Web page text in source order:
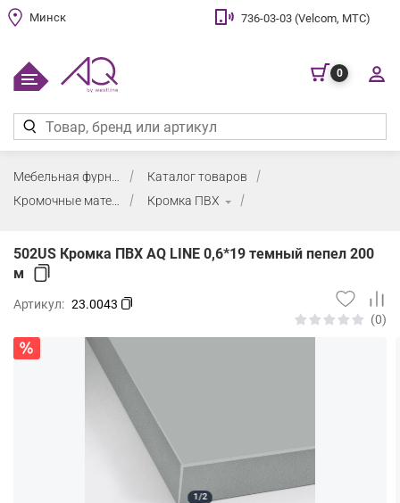
Минск 736-03-03 (Velcom, МТС)
0
Каталог товаров
Кромочные материалы и клей
Кромка ПВХ
502US Кромка ПВХ AQ LINE 0,6*19 темный пепел 200
м
Артикул: 23.0043
(0)
1/2